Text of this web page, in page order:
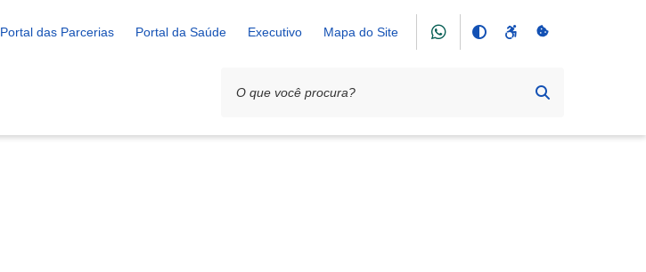
Portal das Parcerias Portal da Saúde Executivo Mapa do Site